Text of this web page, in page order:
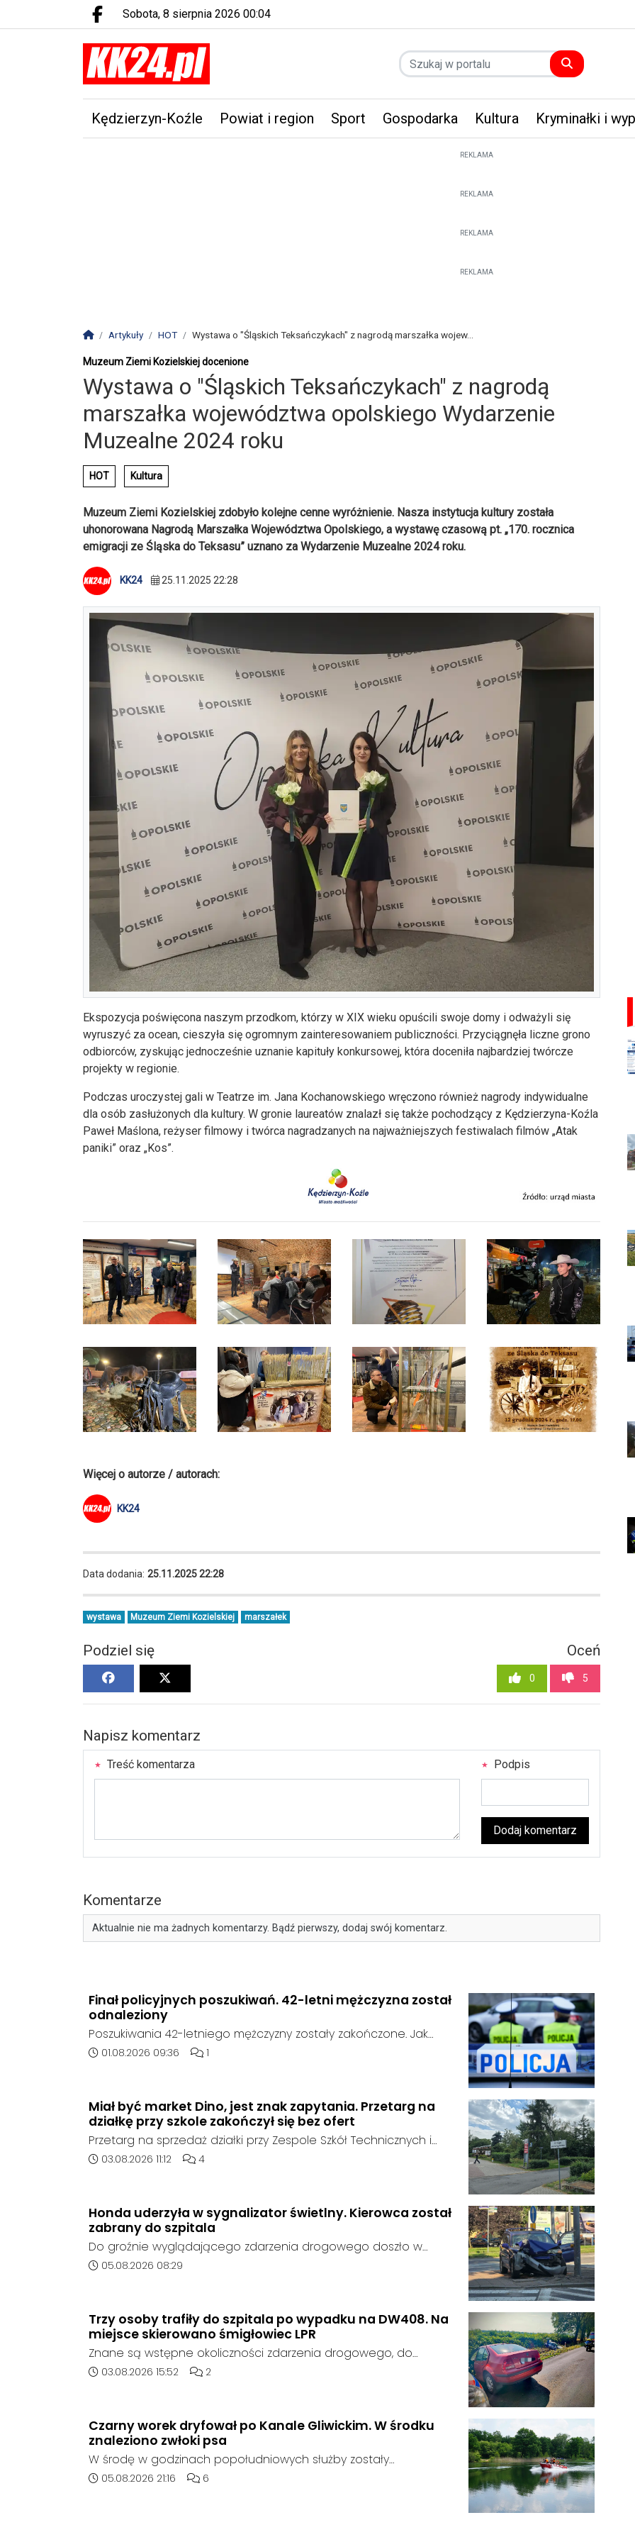
Facebook.com
sobota, 8 sierpnia 2026 00:04
Kędzierzyn-Koźle Powiat i region Sport Gospodarka Kultura Kryminałki i
REKLAMA
REKLAMA
REKLAMA
REKLAMA
Strona główna
Artykuły HOT Wystawa o "Śląskich Teksańczykach" z nagrodą marszałka wojew...
Muzeum Ziemi Kozielskiej docenione
Wystawa o "Śląskich Teksańczykach" z nagrodą
marszałka województwa opolskiego Wydarzenie
Muzealne 2024 roku
HOT Kultura
Muzeum Ziemi Kozielskiej zdobyło kolejne cenne wyróżnienie. Nasza instytucja kultury została
uhonorowana Nagrodą Marszałka Województwa Opolskiego, a wystawę czasową pt. „170. rocznica
emigracji ze Śląska do Teksasu” uznano za Wydarzenie Muzealne 2024 roku.
KK24 25.11.2025 22:28
Ekspozycja poświęcona naszym przodkom, którzy w XIX wieku opuścili swoje domy i odważyli się
wyruszyć za ocean, cieszyła się ogromnym zainteresowaniem publiczności. Przyciągnęła liczne grono
odbiorców, zyskując jednocześnie uznanie kapituły konkursowej, która doceniła najbardziej twórcze
projekty w regionie.
Podczas uroczystej gali w Teatrze im. Jana Kochanowskiego wręczono również nagrody indywidualne
dla osób zasłużonych dla kultury. W gronie laureatów znalazł się także pochodzący z Kędzierzyna-Koźla
Paweł Maślona, reżyser filmowy i twórca nagradzanych na najważniejszych festiwalach filmów „Atak
paniki” oraz „Kos”.
Więcej o autorze / autorach:
KK24
Data dodania: 25.11.2025 22:28
wystawa Muzeum Ziemi Kozielskiej marszałek
Podziel się Oceń
0 5
Napisz komentarz
Treść komentarza Podpis
Dodaj komentarz
Komentarze
Aktualnie nie ma żadnych komentarzy. Bądź pierwszy, dodaj swój komentarz.
Finał policyjnych poszukiwań. 42-letni mężczyzna został
odnaleziony
Poszukiwania 42-letniego mężczyzny zostały zakończone. Jak
poinformowała opolska policja, został on odnaleziony w sobotę, 1
Data dodania artykułu:
01.08.2026 09:36 Liczba komentarzy artykułu:
1
Miał być market Dino, jest znak zapytania. Przetarg na
działkę przy szkole zakończył się bez ofert
Przetarg na sprzedaż działki przy Zespole Szkół Technicznych i
Ogólnokształcących w Kędzierzynie-Koźlu zakończył się bez
oferent.
Data dodania artykułu:
03.08.2026 11:12 Liczba komentarzy artykułu:
4
Honda uderzyła w sygnalizator świetlny. Kierowca został
zabrany do szpitala
Do groźnie wyglądającego zdarzenia drogowego doszło w
środę rano w Koźlu. Około godziny 6:30 kierujący samochodem
Data dodania artykułu:
05.08.2026 08:29
Trzy osoby trafiły do szpitala po wypadku na DW408. Na
miejsce skierowano śmigłowiec LPR
Znane są wstępne okoliczności zdarzenia drogowego, do
którego doszło około godziny 14:30 na drodze wojewódzkiej nr
Data dodania artykułu:
03.08.2026 15:52 Liczba komentarzy artykułu:
2
Czarny worek dryfował po Kanale Gliwickim. W środku
znaleziono zwłoki psa
W środę w godzinach popołudniowych służby zostały
zadysponowane nad Kanał Gliwicki po zgłoszeniu od
Data dodania artykułu:
05.08.2026 21:16 Liczba komentarzy artykułu:
6